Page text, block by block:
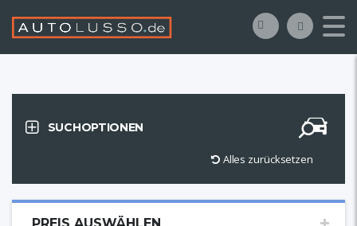
SUCHOPTIONEN
Alles zurücksetzen